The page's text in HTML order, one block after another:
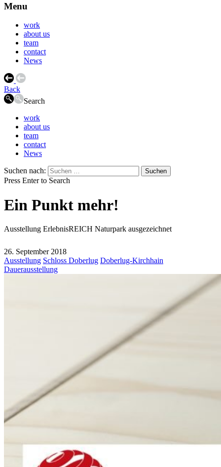
Menu
work
about us
team
contact
News
Back
Search
work
about us
team
contact
News
Suchen nach:
Press Enter to Search
Ein Punkt mehr!
Ausstellung ErlebnisREICH Naturpark ausgezeichnet
26. September 2018
Ausstellung Schloss Doberlug Doberlug-Kirchhain
Dauerausstellung